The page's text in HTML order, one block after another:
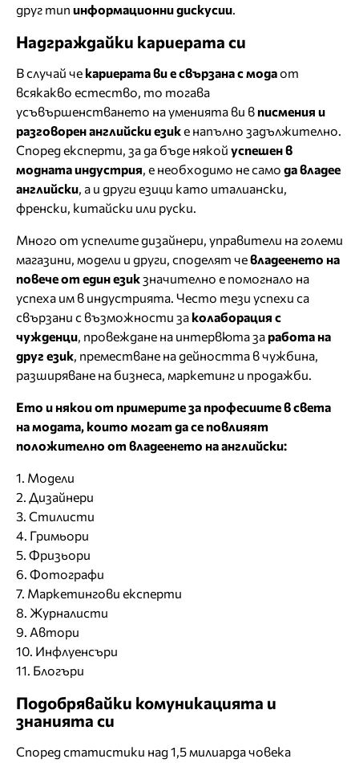
друг тип информационни дискусии
Надграждайки кариерата си
В случай че кариерата ви е свързана с модаот
всякакво естество, то тогава
усъвършенстването на уменията ви в писмения и
разговорен английски езике напълно задължително.
Според експерти, за да бъде някой успешен в
модната индустрия , е необходимо не само да владее
английски , а и други езици като италиански,
френски, китайски или руски.
Много от успелите дизайнери, управители на големи
магазини, модели и други, споделят чевладеенето на
повече от един езикзначително е помогнало на
успеха им в индустрията. Често тези успехи са
свързани с възможности за колаборация с
чужденци , провеждане на интервюта за работа на
друг език , преместване на дейността в чужбина,
разширяване на бизнеса, маркетинг и продажби.
Ето и някои от примерите за професиите в света
на модата, които могат да се повлияят
положително от владеенето на английски:
1. Модели
2. Дизайнери
3. Стилисти
4. Гримьори
5. Фризьори
6. Фотографи
7. Маркетингови експерти
8. Журналисти
9. Автори
10. Инфлуенсъри
11. Блогъри
Подобрявайки комуникацията и
знанията си
Според статистики над 1,5 милиарда човека